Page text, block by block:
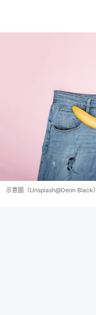
示意圖（Unsplash@Deon Black）